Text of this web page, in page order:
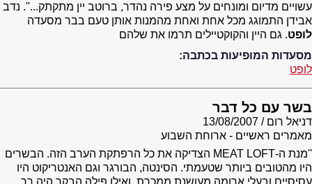
עשויים מדיום ומונחים על מצע פירה נהדר, ברוטב יין מתקתק...''. נדב
אבידן התמוגג מכל אחת ואחת מהמנות אותן טעם בבר מסעדה
לופט. גם היין והקוקטיילים תרמו את שלהם
מסעדות המופיעות בכתבה:
לופט
בשר עם כל דבר
דניאל רום
13/08/2007
מאמרים ראשיים - ארוחת השבוע
''מנת ה-MEAT LOFT הצדיקה את כל הרפתקת הערב הזה. הבשרים
היו מהטובים ביותר שטעמתי. הסינטה, הבורגר וגם האנטריקוט היו